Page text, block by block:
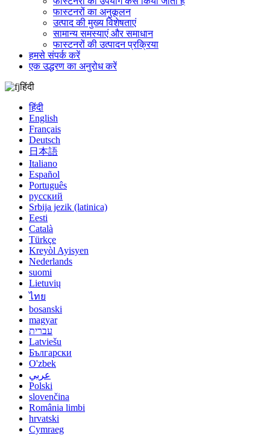
फास्टनरों का अनुकूलन
उत्पाद की मुख्य विशेषताएं
सामान्य समस्याएं और समाधान
फास्टनरों की उत्पादन प्रक्रिया
हमसे संपर्क करें
एक उद्धरण का अनुरोध करें
हिंदी
हिंदी
English
Français
Deutsch
日本語
Italiano
Español
Português
русский
Srbija jezik (latinica)
Eesti
Català
Türkçe
Kreyòl Ayisyen
Nederlands
suomi
Lietuvių
ไทย
bosanski
magyar
עברית
Latviešu
Български
O'zbek
عربي
Polski
slovenčina
România limbi
hrvatski
Cymraeg